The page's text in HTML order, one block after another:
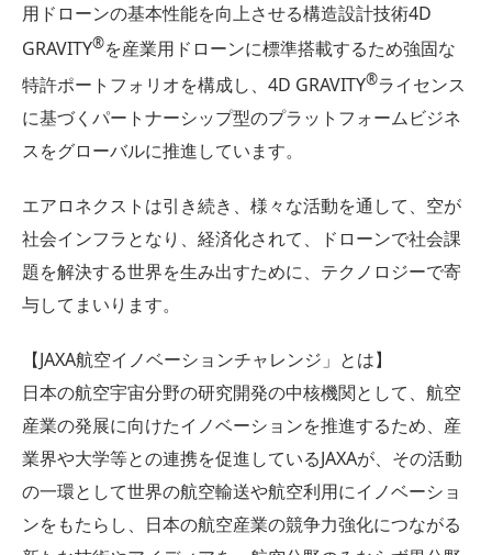
用ドローンの基本性能を向上させる構造設計技術4D
GRAVITY®︎を産業用ドローンに標準搭載するため強固な
特許ポートフォリオを構成し、4D GRAVITY®︎ライセンス
に基づくパートナーシップ型のプラットフォームビジネ
スをグローバルに推進しています。
エアロネクストは引き続き、様々な活動を通して、空が
社会インフラとなり、経済化されて、ドローンで社会課
題を解決する世界を生み出すために、テクノロジーで寄
与してまいります。
【JAXA航空イノベーションチャレンジ」とは】
日本の航空宇宙分野の研究開発の中核機関として、航空
産業の発展に向けたイノベーションを推進するため、産
業界や大学等との連携を促進しているJAXAが、その活動
の一環として世界の航空輸送や航空利用にイノベーショ
ンをもたらし、日本の航空産業の競争力強化につながる